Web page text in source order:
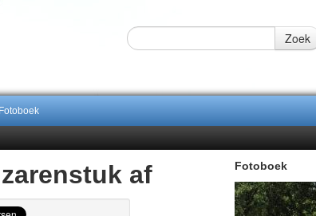
Zoek
Fotoboek
af Fotoboek